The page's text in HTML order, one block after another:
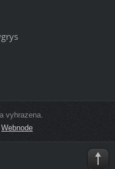
vyhrazena.
Webnode